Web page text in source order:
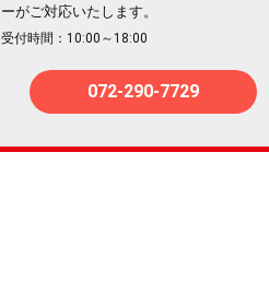
ーがご対応いたします。
受付時間：10:00～18:00
072-290-7729